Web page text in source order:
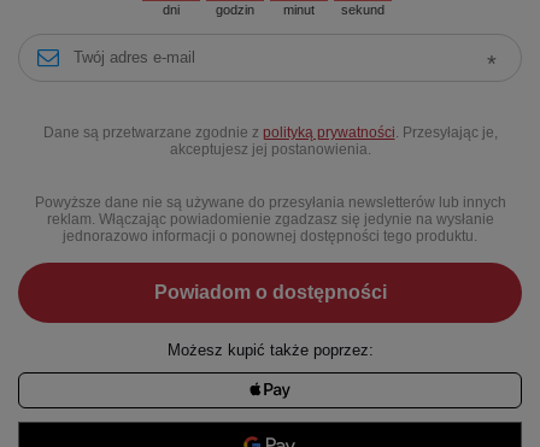
dni godzin minut sekund
Dane są przetwarzane zgodnie z polityką prywatności . Przesyłając je,
akceptujesz jej postanowienia.
Powyższe dane nie są używane do przesyłania newsletterów lub innych
reklam. Włączając powiadomienie zgadzasz się jedynie na wysłanie
jednorazowo informacji o ponownej dostępności tego produktu.
Powiadom o dostępności
Możesz kupić także poprzez: